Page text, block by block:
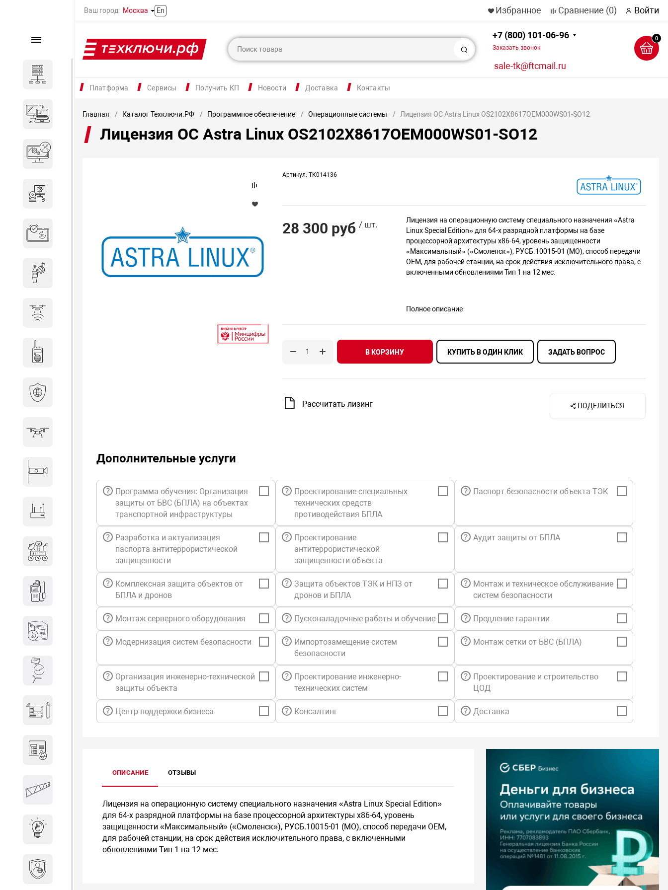
Ваш город: Москва En Избранное Сравнение (0) Войти
Поиск
+7 (800) 101-06-96
Заказать звонок
sale-tk@ftcmail.ru
0
Платформа Сервисы Получить КП Новости Доставка Контакты
Каталог
Компьютеры и ноутбуки
Комплектующие для
переговорных
Досмотровое оборудование
Сетевое оборудование
Дозиметрическое
Атомно-эмиссионные
спектрометры
Весы и весовое оборудование
Гидроакустическое
оборудование
Интерактивные решения
Главная Каталог Техключи.РФ Программное обеспечение Операционные системы Лицензия ОС Astra Linux OS2102X8617OEM000WS01-SO12
Лицензия ОС Astra Linux OS2102X8617OEM000WS01-SO12
Артикул: ТК014136
28 300 руб / шт.
Лицензия на операционную систему специального назначения «Astra
Linux Special Edition» для 64-х разрядной платформы на базе
процессорной архитектуры х86-64, уровень защищенности
«Максимальный» («Смоленск»), РУСБ.10015-01 (МО), способ передачи
OEM, для рабочей станции, на срок действия исключительного права, с
включенными обновлениями Тип 1 на 12 мес.
Полное описание
В КОРЗИНУ КУПИТЬ В ОДИН КЛИК ЗАДАТЬ ВОПРОС
Рассчитать лизинг ПОДЕЛИТЬСЯ
Дополнительные услуги
Программа обучения: Организация
защиты от БВС (БПЛА) на объектах
транспортной инфраструктуры
Проектирование специальных
технических средств
противодействия БПЛА
Паспорт безопасности объекта ТЭК
Разработка и актуализация
паспорта антитеррористической
защищенности
Проектирование
антитеррористической
защищенности объекта
Аудит защиты от БПЛА
Комплексная защита объектов от
БПЛА и дронов
Защита объектов ТЭК и НПЗ от
дронов и БПЛА
Монтаж и техническое обслуживание
систем безопасности
Монтаж серверного оборудования Пусконаладочные работы и обучение Продление гарантии
Модернизация систем безопасности
Импортозамещение систем
безопасности
Монтаж сетки от БВС (БПЛА)
Организация инженерно-технической
защиты объекта
Проектирование инженерно-
технических систем
Проектирование и строительство
ЦОД
Центр поддержки бизнеса Консалтинг Доставка
ОПИСАНИЕ ОТЗЫВЫ
Лицензия на операционную систему специального назначения «Astra Linux Special Edition»
для 64-х разрядной платформы на базе процессорной архитектуры х86-64, уровень
защищенности «Максимальный» («Смоленск»), РУСБ.10015-01 (МО), способ передачи OEM,
для рабочей станции, на срок действия исключительного права, с включенными
обновлениями Тип 1 на 12 мес.